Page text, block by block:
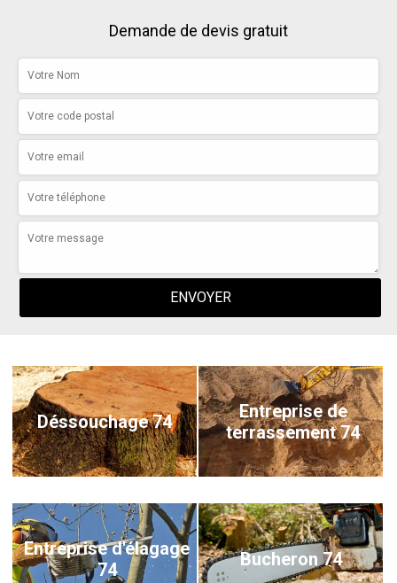
Demande de devis gratuit
Déssouchage 74
Entreprise de
terrassement 74
Entreprise d'élagage
74
Bucheron 74